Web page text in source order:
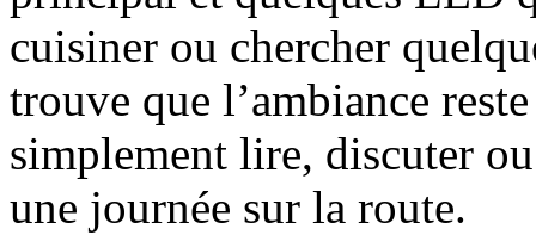
cuisiner ou chercher
trouve que l’ambiance
simplement lire, discuter
une journée sur la route.